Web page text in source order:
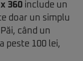
360 include un
doar un simplu
când un
peste 100 lei,